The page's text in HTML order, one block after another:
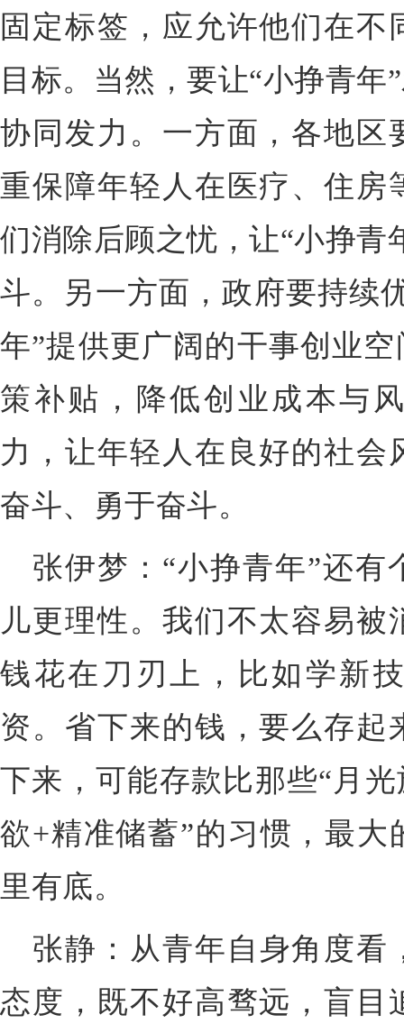
固定标签，应允许他们在
目标。当然，要让“小挣青
协同发力。一方面，各地区
重保障年轻人在医疗、住房
们消除后顾之忧，让“小挣青
斗。另一方面，政府要持续
年”提供更广阔的干事创业
策补贴，降低创业成本与
力，让年轻人在良好的社
奋斗、勇于奋斗。
张伊梦：“小挣青年”还
儿更理性。我们不太容易
钱花在刀刃上，比如学新
资。省下来的钱，要么存起
下来，可能存款比那些“月
欲+精准储蓄”的习惯，最
里有底。
张静：从青年自身角度看
态度，既不好高骛远，盲目